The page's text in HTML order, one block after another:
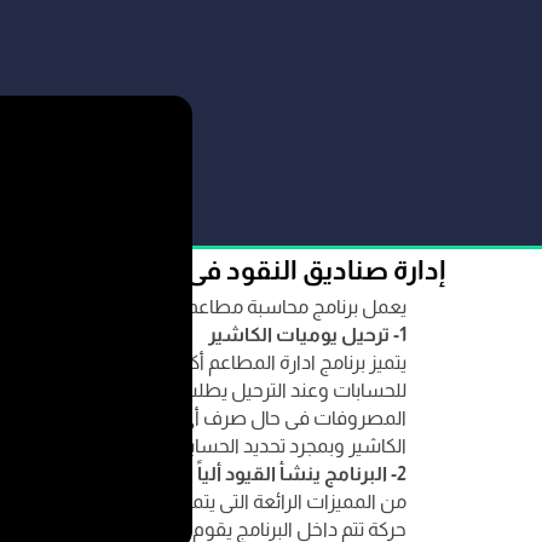
إدارة صناديق النقود فى برنامج محاسبة
يعمل برنامج محاسبة مطاعم والكافيهات على إدارة
1- ترحيل يوميات الكاشير
يتميز برنامج ادارة المطاعم أكفليكس بالدقة والمرونة
للحسابات وعند الترحيل يطلب البرنامج تحديد
المصروفات فى حال صرف أى مصروفات نثرية من
الكاشير وبمجرد تحديد الحسابات المرحل اليها رصيد
2- البرنامج ينشأ القيود ألياً
من المميزات الرائعة التى يتميز بها برنامج ادارة
حركة تتم داخل البرنامج يقوم برنامج ادارة المطاعم